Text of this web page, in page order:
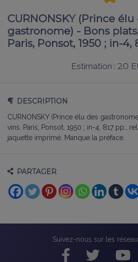
CURNONSKY (Prince élu
gastronome) - Bons
Paris, Ponsot, 1950 ; in-4,
Estimation : 20
DESCRIPTION
CURNONSKY (Prince élu des
vins. Paris, Ponsot, 1950 ; in-4, 817 pp.,
jaquette imprimé. Manque la préface.
PARTAGER
Suivez-nous sur les